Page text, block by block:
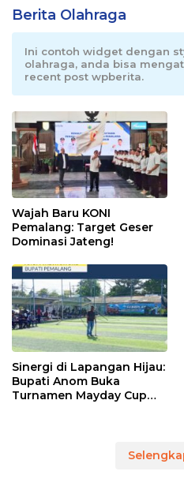
Berita Olahraga
Ini contoh widget dengan
olahraga, anda bisa
recent post wpberita.
Wajah Baru KONI
Pemalang: Target Geser
Dominasi Jateng!
Sinergi di Lapangan Hijau:
Bupati Anom Buka
Turnamen Mayday Cup